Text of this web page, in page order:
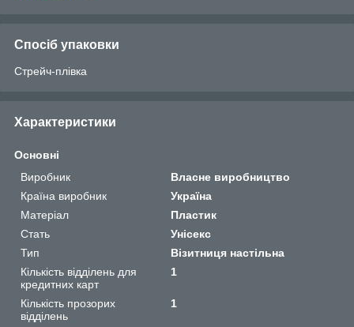
Спосіб упаковки
Стрейч-плівка
Характеристики
Основні
Виробник
Власне виробництво
Країна виробник
Україна
Матеріал
Пластик
Стать
Унісекс
Тип
Візитниця настільна
Кількість відділень для
кредитних карт
1
Кількість прозорих
відділень
1